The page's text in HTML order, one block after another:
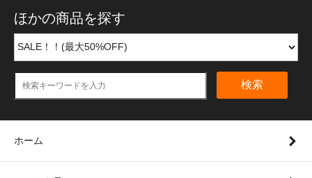
ほかの商品を探す
検索
ホーム